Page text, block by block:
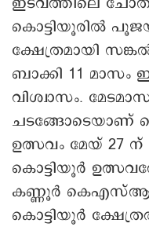
കൊട്ടിയൂരിൽ
ക്ഷേത്രമായി
ബാക്കി 11 മാസം
വിശ്വാസം.
ചടങ്ങോടെയാണ്
ഉത്സവം മേയ് 27 ന്
കൊട്ടിയൂർ
കണ്ണൂർ
കൊട്ടിയൂർ